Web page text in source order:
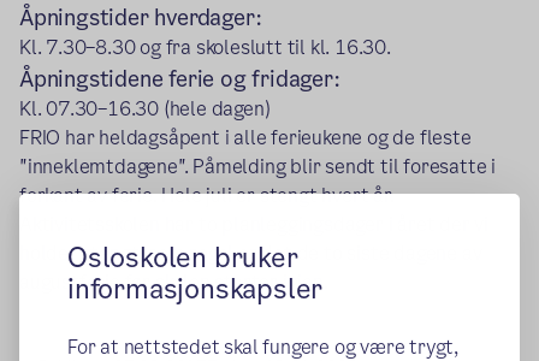
Osloskolen bruker
informasjonskapsler
For at nettstedet skal fungere og være trygt,
Åpningstider hverdager:
Kl. 7.30–8.30 og fra skoleslutt til kl. 16.30.
Åpningstidene ferie og fridager:
Kl. 07.30–16.30 (hele dagen)
FRIO har heldagsåpent i alle ferieukene og de fleste
"inneklemtdagene". Påmelding blir sendt til foresatte i
forkant av ferie. Hele juli er stengt hvert år.
holder stengt, som regel er det de to siste dagene av
augustferie før skolen starter igjen.